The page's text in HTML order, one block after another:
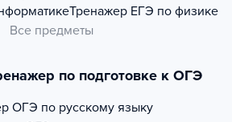
Тренажер ЕГЭ по физике
Все предметы
по подготовке к ОГЭ
ОГЭ по русскому языку